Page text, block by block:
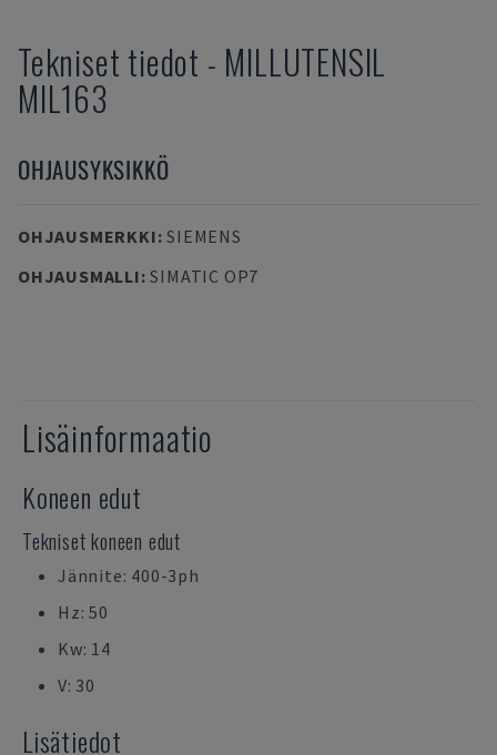
Tekniset tiedot - MILLUTENSIL
MIL163
OHJAUSYKSIKKÖ
OHJAUSMERKKI:SIEMENS
OHJAUSMALLI:SIMATIC OP7
Lisäinformaatio
Koneen edut
Tekniset koneen edut
Jännite: 400-3ph
Hz: 50
Kw: 14
V: 30
Lisätiedot